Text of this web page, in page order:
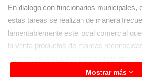
En dialogo con funcionarios municipales,
estas tareas se realizan de manera
lamentablemente este local comercial
la venta productos de marcas
contar con productos no aptos para su
Mostrar más